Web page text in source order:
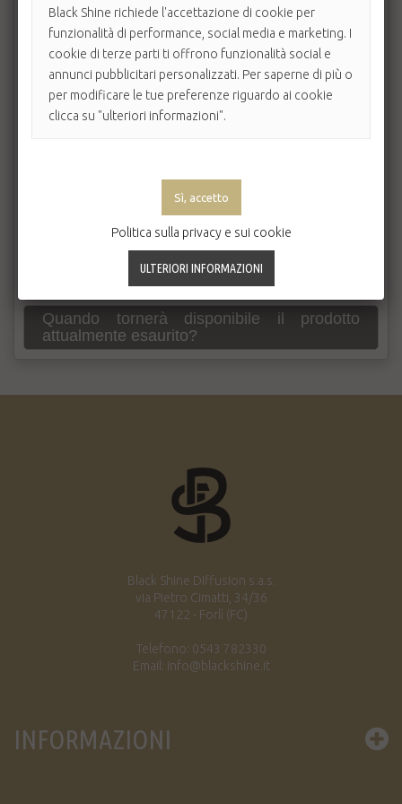
Come capisco se il mio ordine è partito?
Se non sono a casa al passaggio del
corriere?
I prezzi sono comprensivi d'Iva?
Posso spedire l'ordine a un amico/a come
Ho richiesto il ritiro in Sede, quando posso
venire a ritirare l'ordine?
Quando tornerà disponibile il prodotto
attualmente esaurito?
Black Shine Diffusion s.a.s.
via Pietro Cimatti, 34/36
47122 - Forlì (FC)
Telefono: 0543 782330
Email: info@blackshine.it
INFORMAZIONI
Black Shine richiede l'accettazione di cookie per
funzionalità di performance, social media e marketing. I
cookie di terze parti ti offrono funzionalità social e
annunci pubblicitari personalizzati. Per saperne di più o
per modificare le tue preferenze riguardo ai cookie
clicca su "ulteriori informazioni".
Politica sulla privacy e sui cookie